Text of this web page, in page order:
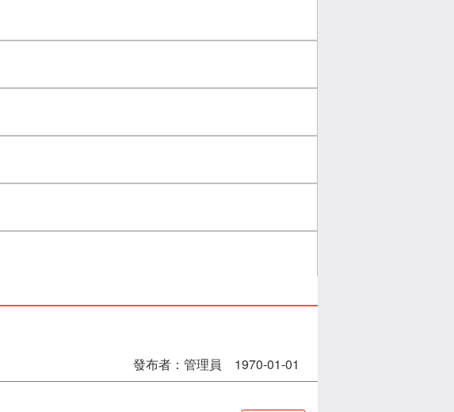
發布者：管理員 1970-01-01